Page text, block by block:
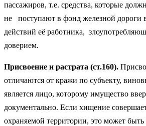
пассажиров, т.е. средства, которые
не поступают в фонд железной дороги в
действий её работника,
доверием.
Присвоение и растрата (ст.160).
отличаются от кражи по субъекту,
является лицо, которому имущество
документально. Если хищение
охраняемой территории, это может